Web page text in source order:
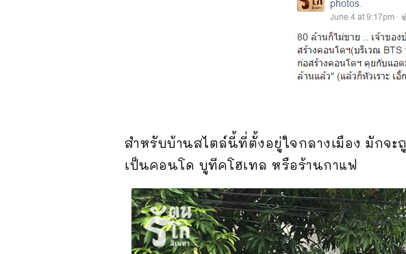
สำหรับบ้านสไตล์นี้ที่ตั้งอยู่ใจกลางเมือง มักจะ
เป็นคอนโด บูทีคโฮเทล หรือร้านกาแฟ